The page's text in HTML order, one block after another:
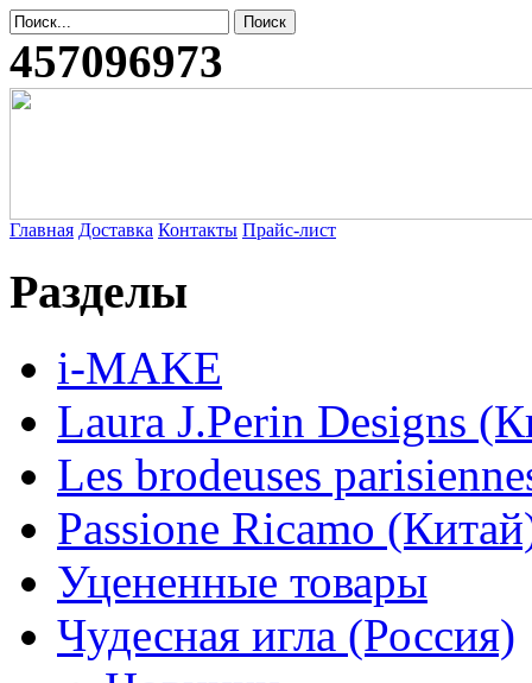
457096973
Главная Доставка Контакты Прайс-лист
Разделы
i-MAKE
Laura J.Perin Designs
Les brodeuses
Passione Ricamo
Уцененные товары
Чудесная игла (Россия)